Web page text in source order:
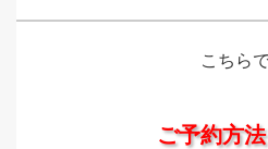
こちら
ご予約方